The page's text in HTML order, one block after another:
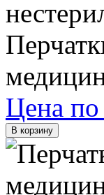
Цена по
В корзину